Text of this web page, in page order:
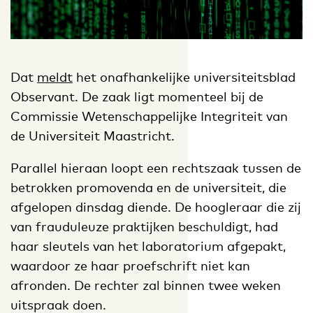
Dat meldt het onafhankelijke universiteitsblad
Observant. De zaak ligt momenteel bij de
Commissie Wetenschappelijke Integriteit van
de Universiteit Maastricht.
Parallel hieraan loopt een rechtszaak tussen de
betrokken promovenda en de universiteit, die
afgelopen dinsdag diende. De hoogleraar die zij
van frauduleuze praktijken beschuldigt, had
haar sleutels van het laboratorium afgepakt,
waardoor ze haar proefschrift niet kan
afronden. De rechter zal binnen twee weken
uitspraak doen.